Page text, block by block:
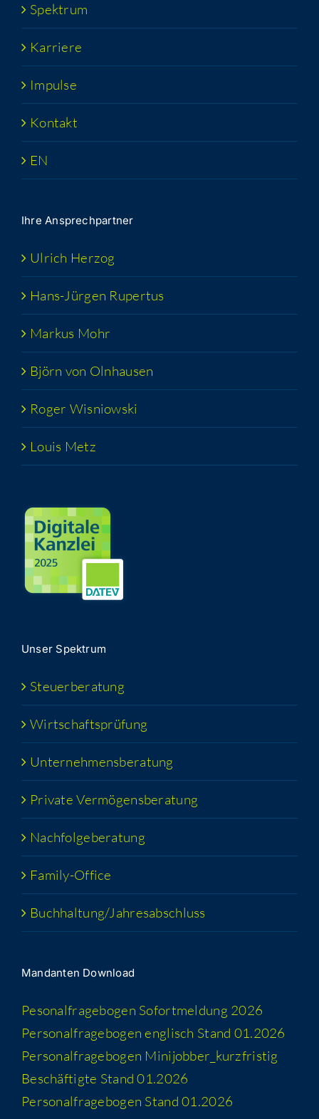
Spek­trum
Kar­rie­re
Impul­se
Kon­takt
EN
Ihre Ansprech­part­ner
Ulrich Her­zog
Hans-Jür­­gen Rupertus
Mar­kus Mohr
Björn von Olnhausen
Roger Wis­niow­ski
Lou­is Metz
Unser Spek­trum
Steu­er­be­ra­tung
Wirt­schafts­prü­fung
Unter­neh­mens­be­ra­tung
Pri­va­te Vermögensberatung
Nach­fol­ge­be­ra­tung
Fami­­ly-Office
Buchhaltung/​​Jahresabschluss
Man­dan­ten Download
Peso­nal­fra­ge­bo­gen Sofort­mel­dung 2026
Per­so­nal­fra­ge­bo­gen eng­lisch Stand 01.2026
Per­so­nal­fra­ge­bo­gen Minijobber_​kurzfristig
Beschäf­tig­te Stand 01.2026
Per­so­nal­fra­ge­bo­gen Stand 01.2026